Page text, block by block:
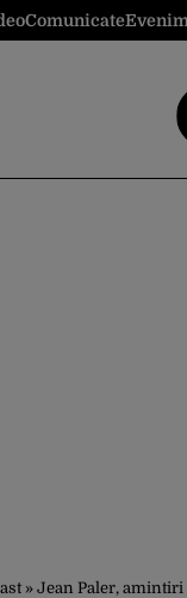
Comunicate
» Jean Paler, amintiri